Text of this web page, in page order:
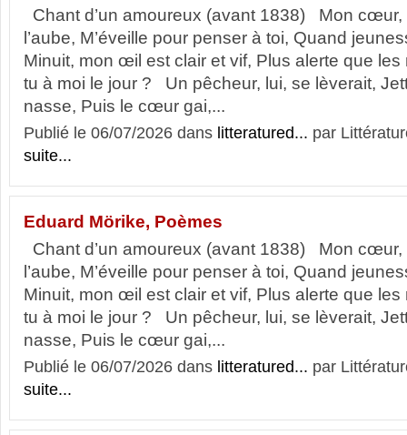
Chant d’un amoureux (avant 1838) Mon cœur,
l’aube, M’éveille pour penser à toi, Quand
Minuit, mon œil est clair et vif, Plus alerte que les
tu à moi le jour ? Un pêcheur, lui, se lèverait,
nasse, Puis le cœur gai,...
Publié le 06/07/2026 dans litteratured... par
suite...
Eduard Mörike, Poèmes
Chant d’un amoureux (avant 1838) Mon cœur,
l’aube, M’éveille pour penser à toi, Quand
Minuit, mon œil est clair et vif, Plus alerte que les
tu à moi le jour ? Un pêcheur, lui, se lèverait,
nasse, Puis le cœur gai,...
Publié le 06/07/2026 dans litteratured... par
suite...